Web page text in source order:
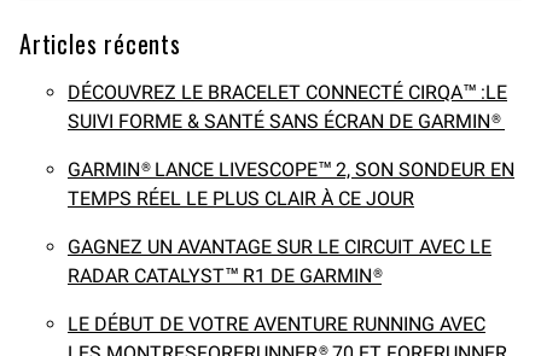
Articles récents
DÉCOUVREZ LE BRACELET CONNECTÉ CIRQA™ :LE
SUIVI FORME & SANTÉ SANS ÉCRAN DE GARMIN®
GARMIN® LANCE LIVESCOPE™ 2, SON SONDEUR EN
TEMPS RÉEL LE PLUS CLAIR À CE JOUR
GAGNEZ UN AVANTAGE SUR LE CIRCUIT AVEC LE
RADAR CATALYST™ R1 DE GARMIN®
LE DÉBUT DE VOTRE AVENTURE RUNNING AVEC